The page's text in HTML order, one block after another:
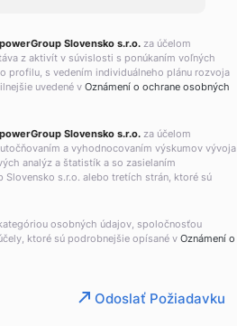
Slovensko s.r.o. za účelom
z aktivít v súvislosti s ponúkaním voľných
profilu, s vedením individuálneho plánu rozvoja
uvedené v Oznámení o ochrane osobných
Slovensko s.r.o. za účelom
a vyhodnocovaním výskumov vývoja
analýz a štatistík a so zasielaním
s.r.o. alebo tretích strán, ktoré sú
osobných údajov, spoločnosťou
ktoré sú podrobnejšie opísané v Oznámení o
Odoslať Požiadavku